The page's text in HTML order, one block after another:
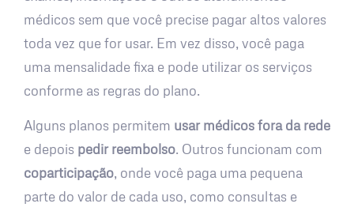
médicos sem que você precise pagar altos valores
toda vez que for usar. Em vez disso, você paga
uma mensalidade fixa e pode utilizar os serviços
conforme as regras do plano.
Alguns planos permitem usar médicos fora da rede
e depois pedir reembolso. Outros funcionam com
coparticipação, onde você paga uma pequena
parte do valor de cada uso, como consultas e